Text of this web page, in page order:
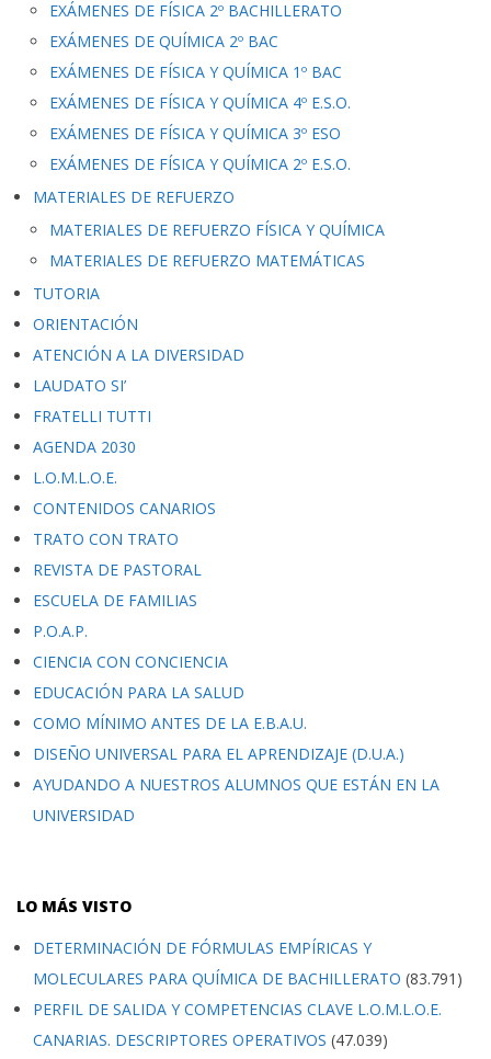
EXÁMENES DE FÍSICA 2º BACHILLERATO
EXÁMENES DE QUÍMICA 2º BAC
EXÁMENES DE FÍSICA Y QUÍMICA 1º BAC
EXÁMENES DE FÍSICA Y QUÍMICA 4º E.S.O.
EXÁMENES DE FÍSICA Y QUÍMICA 3º ESO
EXÁMENES DE FÍSICA Y QUÍMICA 2º E.S.O.
MATERIALES DE REFUERZO
MATERIALES DE REFUERZO FÍSICA Y QUÍMICA
MATERIALES DE REFUERZO MATEMÁTICAS
TUTORIA
ORIENTACIÓN
ATENCIÓN A LA DIVERSIDAD
LAUDATO SI’
FRATELLI TUTTI
AGENDA 2030
L.O.M.L.O.E.
CONTENIDOS CANARIOS
TRATO CON TRATO
REVISTA DE PASTORAL
ESCUELA DE FAMILIAS
P.O.A.P.
CIENCIA CON CONCIENCIA
EDUCACIÓN PARA LA SALUD
COMO MÍNIMO ANTES DE LA E.B.A.U.
DISEÑO UNIVERSAL PARA EL APRENDIZAJE (D.U.A.)
AYUDANDO A NUESTROS ALUMNOS QUE ESTÁN EN LA
UNIVERSIDAD
LO MÁS VISTO
DETERMINACIÓN DE FÓRMULAS EMPÍRICAS Y
MOLECULARES PARA QUÍMICA DE BACHILLERATO (83.791)
PERFIL DE SALIDA Y COMPETENCIAS CLAVE L.O.M.L.O.E.
CANARIAS. DESCRIPTORES OPERATIVOS (47.039)